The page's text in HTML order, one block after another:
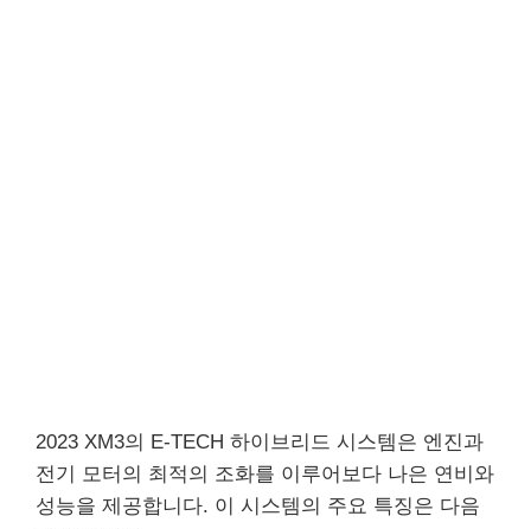
2023 XM3의 E-TECH 하이브리드 시스템은 엔진과
전기 모터의 최적의 조화를 이루어보다 나은 연비와
성능을 제공합니다. 이 시스템의 주요 특징은 다음